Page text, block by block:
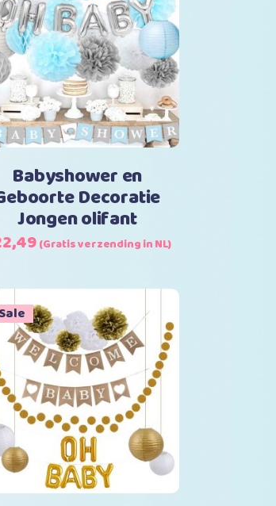
Toevoegen aan winkelwagen
Babyshower en
Decoratie
Jongen olifant
Huidige
is:
€22,49.
(Gratis verzending in NL)
Sale
Toevoegen aan winkelwagen